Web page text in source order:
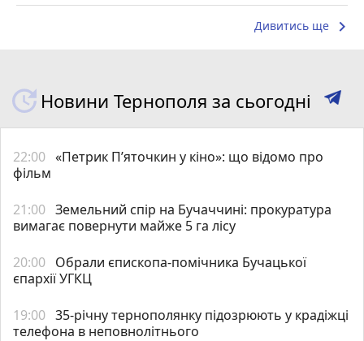
Дивитись ще keyboard_arrow_right
Новини Тернополя за сьогодні
22:00 «Петрик П’яточкин у кіно»: що відомо про
фільм
21:00 Земельний спір на Бучаччині: прокуратура
вимагає повернути майже 5 га лісу
20:00 Обрали єпископа-помічника Бучацької
єпархії УГКЦ
19:00 35-річну тернополянку підозрюють у крадіжці
телефона в неповнолітнього